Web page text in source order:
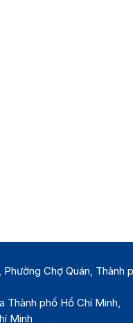
Chợ Quán, Thành
Thành phố Hồ Chí Minh,
Minh